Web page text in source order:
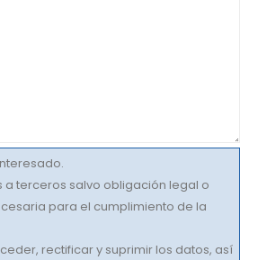
a terceros salvo obligación legal o
para el cumplimiento de la
rectificar y suprimir los datos, así